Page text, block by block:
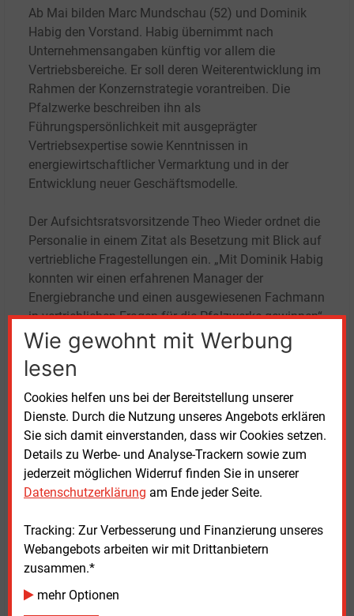
Wie gewohnt mit Werbung
lesen
Cookies helfen uns bei der Bereitstellung unserer
Dienste. Durch die Nutzung unseres Angebots erklären
Sie sich damit einverstanden, dass wir Cookies setzen.
Details zu Werbe- und Analyse-Trackern sowie zum
jederzeit möglichen Widerruf finden Sie in unserer
Datenschutzerklärung am Ende jeder Seite.
Tracking: Zur Verbesserung und Finanzierung unseres
Webangebots arbeiten wir mit Drittanbietern
zusammen.*
mehr Optionen
Ab Mai bilden Marc Mundschau (52) und Dominik
Habig den Vorstand. Habig übernimmt nach
Unternehmensangaben künftig vor allem die
Vertriebsbereiche. Er soll deren Weiterentwicklung im
Rahmen der Konzernstrategie vorantreiben. Die
Pfalzwerke beschreiben ihn als
Führungspersönlichkeit mit ausgeprägter
Vertriebsexpertise sowie Kenntnissen in
energiewirtschaftlicher Vermarktung und in der
Entwicklung neuer Geschäftsmodelle.
Der Aufsichtsratsvorsitzende Theo Wieder ordnet die
Personalie in einem Zitat als Besetzung mit Blick auf
vertriebliche Fragestellungen ein. „Mit Dominik Habig
konnten wir einen erfahrenen Manager der
Energiebranche und einen ausgewiesenen Fachmann
in vertrieblichen Fragen für die Pfalzwerke gewinnen“,
sagt Wieder.
Habig ist studierter Diplom-Betriebswirt und arbeitet
seit 2010 in der Energiewirtschaft. Aktuell ist er laut
den Pfalzwerken Geschäftsbereichsleiter Vertrieb &
Energiebeschaffung sowie Prokurist bei der Maingau
Energie GmbH. Dort verantwortet er die Steuerung
und Weiterentwicklung „fast aller marktnahen
Unternehmensbereiche“, darunter B2C- und B2B-
Data Analytics, E-Mobilität, Telekommunikation, E-
Commerce und Unternehmenskommunikation.
Dienstag, 20.01.2026, 15:46 Uhr